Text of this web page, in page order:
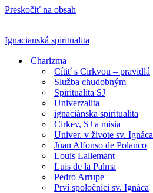
Preskočiť na obsah
Ignacianská spiritualita
Charizma
Cítiť s Cirkvou – pravidlá
Služba chudobným
Spiritualita SJ
Univerzalita
ignaciánska spiritualita
Cirkev, SJ a misia
Univer. v živote sv. Ignáca
Juan Alfonso de Polanco
Louis Lallemant
Luis de la Palma
Pedro Arrupe
Prví spoločníci sv. Ignáca